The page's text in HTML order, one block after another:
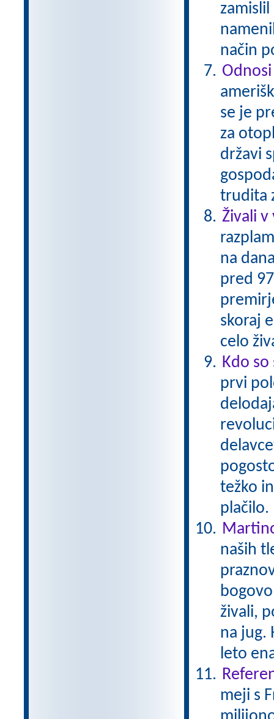
način
se je
za
državi
trudita
Živali
na
pred
skoraj
celo
Kdo
prvi
težko
naših
živali,
na jug.
leto
meji s